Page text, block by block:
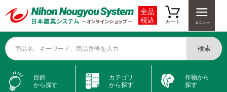
全品
税込
カート
商品名、キーワード、商品番号を入力 検索
目的
から探す
カテゴリ
から探す
作物から
探す